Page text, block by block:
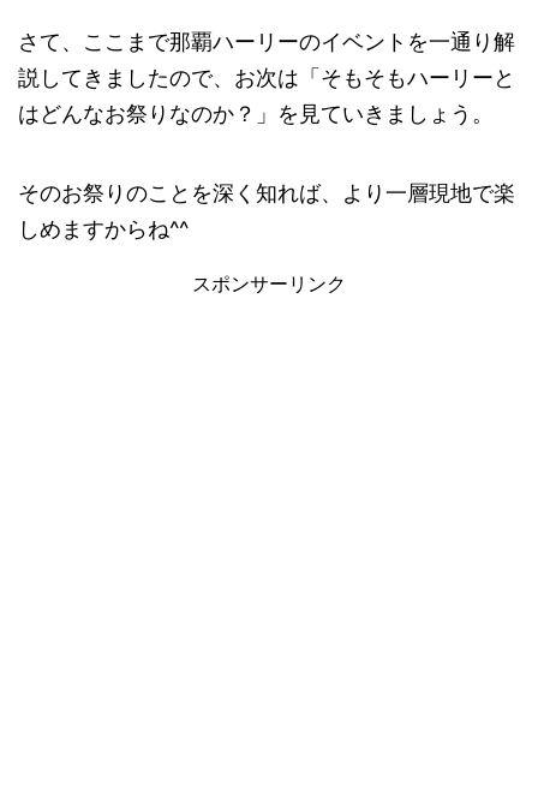
さて、ここまで那覇ハーリーのイベントを一通り解
説してきましたので、お次は「そもそもハーリーと
はどんなお祭りなのか？」を見ていきましょう。
そのお祭りのことを深く知れば、より一層現地で楽
しめますからね^^
スポンサーリンク